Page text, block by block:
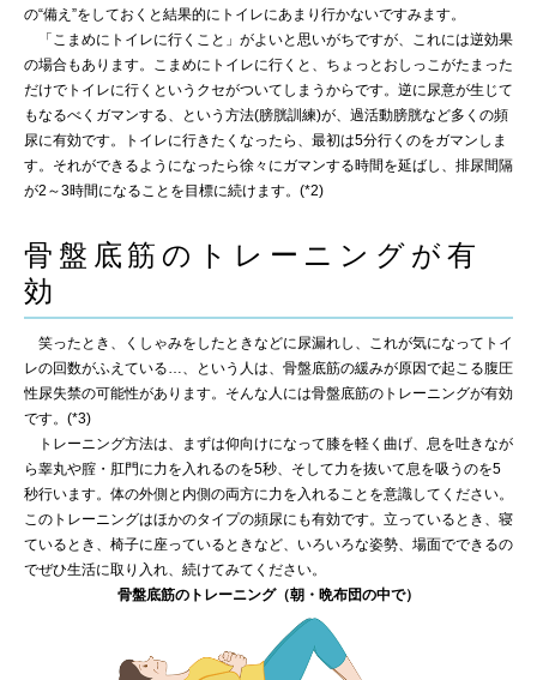
の“備え”をしておくと結果的にトイレにあまり行かないですみます。
「こまめにトイレに行くこと」がよいと思いがちですが、これには逆効果
の場合もあります。こまめにトイレに行くと、ちょっとおしっこがたまった
だけでトイレに行くというクセがついてしまうからです。逆に尿意が生じて
もなるべくガマンする、という方法(膀胱訓練)が、過活動膀胱など多くの頻
尿に有効です。トイレに行きたくなったら、最初は5分行くのをガマンしま
す。それができるようになったら徐々にガマンする時間を延ばし、排尿間隔
が2～3時間になることを目標に続けます。(*2)
骨盤底筋のトレーニングが有
効
笑ったとき、くしゃみをしたときなどに尿漏れし、これが気になってトイ
レの回数がふえている…、という人は、骨盤底筋の緩みが原因で起こる腹圧
性尿失禁の可能性があります。そんな人には骨盤底筋のトレーニングが有効
です。(*3)
トレーニング方法は、まずは仰向けになって膝を軽く曲げ、息を吐きなが
ら睾丸や腟・肛門に力を入れるのを5秒、そして力を抜いて息を吸うのを5
秒行います。体の外側と内側の両方に力を入れることを意識してください。
このトレーニングはほかのタイプの頻尿にも有効です。立っているとき、寝
ているとき、椅子に座っているときなど、いろいろな姿勢、場面でできるの
でぜひ生活に取り入れ、続けてみてください。
骨盤底筋のトレーニング（朝・晩布団の中で）